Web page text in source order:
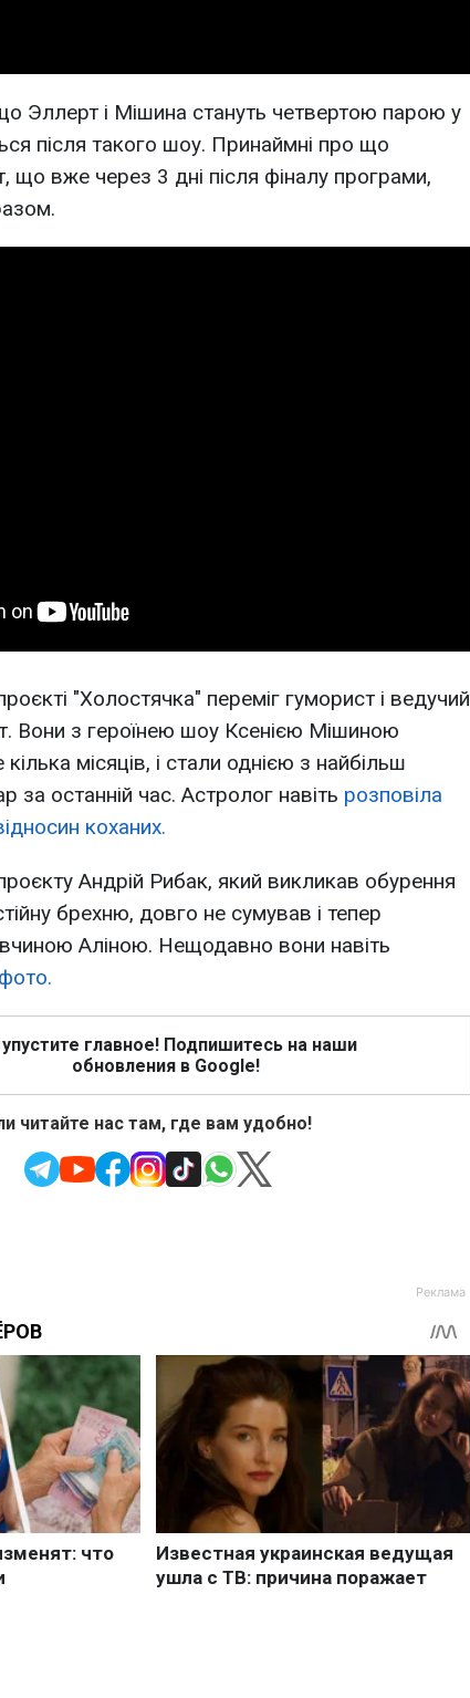
Эллерт і Мішина стануть четвертою парою у
після такого шоу. Принаймні про що
що вже через 3 дні після фіналу програми,
"Холостячка" переміг гуморист і ведучий
Вони з героїнею шоу Ксенією Мішиною
місяців, і стали однією з найбільш
за останній час. Астролог навіть розповіла
коханих.
Андрій Рибак, який викликав обурення
брехню, довго не сумував і тепер
Аліною. Нещодавно вони навіть
главное! Подпишитесь на наши
обновления в Google!
читайте нас там, где вам удобно!